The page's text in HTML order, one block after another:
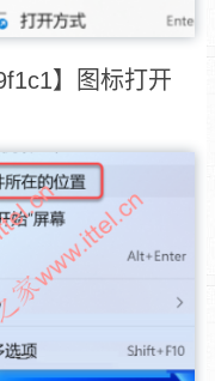
】图标打开